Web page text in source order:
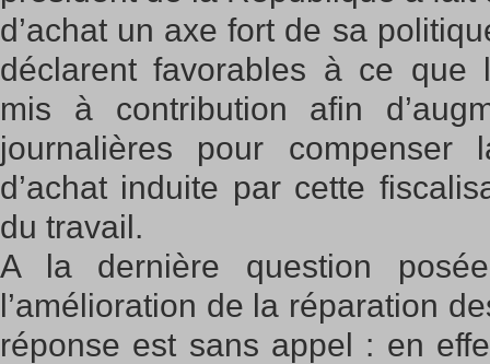
d’achat un axe fort de sa
déclarent favorables à ce que
mis à contribution afin
journalières pour
d’achat induite par cette
du travail.
A la dernière question
l’amélioration de la réparation
réponse est sans appel : en